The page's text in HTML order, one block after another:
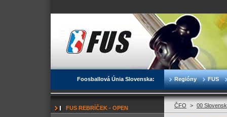
Foosballová Únia Slovenska: Regióny FUS
FUS REBRÍČEK - OPEN ČFO > 00